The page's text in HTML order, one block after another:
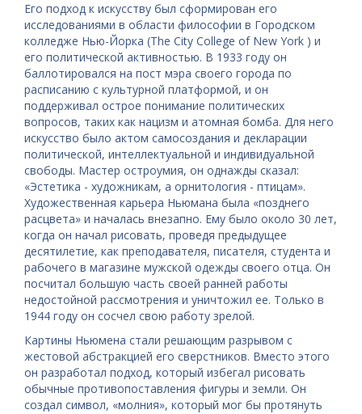
Его подход к искусству был сформирован его
исследованиями в области философии в Городском
колледже Нью-Йорка (The City College of New York ) и
его политической активностью. В 1933 году он
баллотировался на пост мэра своего города по
расписанию с культурной платформой, и он
поддерживал острое понимание политических
вопросов, таких как нацизм и атомная бомба. Для него
искусство было актом самосоздания и декларации
политической, интеллектуальной и индивидуальной
свободы. Мастер остроумия, он однажды сказал:
«Эстетика - художникам, а орнитология - птицам».
Художественная карьера Ньюмана была «позднего
расцвета» и началась внезапно. Ему было около 30 лет,
когда он начал рисовать, проведя предыдущее
десятилетие, как преподавателя, писателя, студента и
рабочего в магазине мужской одежды своего отца. Он
посчитал большую часть своей ранней работы
недостойной рассмотрения и уничтожил ее. Только в
1944 году он сосчел свою работу зрелой.
Картины Ньюмена стали решающим разрывом с
жестовой абстракцией его сверстников. Вместо этого
он разработал подход, который избегал рисовать
обычные противопоставления фигуры и земли. Он
создал символ, «молния», который мог бы протянуть